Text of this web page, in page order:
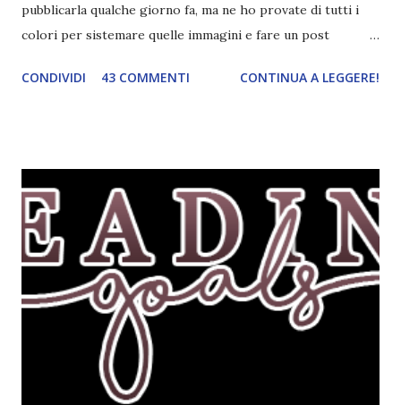
pubblicarla qualche giorno fa, ma ne ho provate di tutti i
colori per sistemare quelle immagini e fare un post
leggere la trama cliccate sulla copertina. Vi ho segnalato
riguarda i suoi romanzi thriller. Per il momento sono
troppo fissata con questo genere ma ho letto pochi libri
thriller e vorrei davvero iniziarne qualcuno. Attraverso il
fuoco - Josephine Angeline \\ 19 settembre. Qualsiasi
libro cita anche soltanto "Salem" deve essere
assolutamente mio. Sono affascinata dalla storia delle
streghe di Salem e se oltre alle streghe aggiungiamo
mondi paralleli e gemelle malefiche, la mia curiosità monta
CONDIVIDI 43 COMMENTI CONTINUA A LEGGERE!